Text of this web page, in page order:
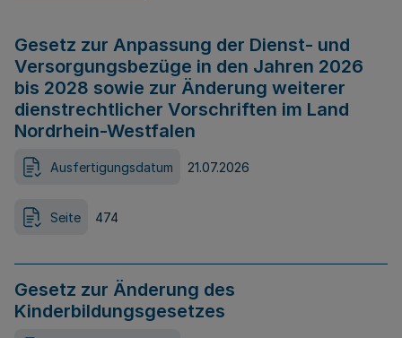
Gesetz zur Anpassung der Dienst- und
Versorgungsbezüge in den Jahren 2026
bis 2028 sowie zur Änderung weiterer
dienstrechtlicher Vorschriften im Land
Nordrhein-Westfalen
Ausfertigungsdatum 21.07.2026
Seite 474
Gesetz zur Änderung des
Kinderbildungsgesetzes